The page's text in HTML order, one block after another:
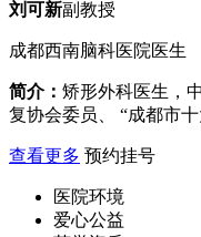
刘可新副教授
成都西南脑科医院医生
简介： 矫形外科医生，
复协会委员、 “成都市
查看更多 预约挂号
医院环境
爱心公益